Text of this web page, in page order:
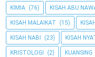
KIMIA (76) KISAH ABU
KISAH MALAIKAT (15)
KISAH NABI (23) KISAH
KRISTOLOGI (2) KUANSING